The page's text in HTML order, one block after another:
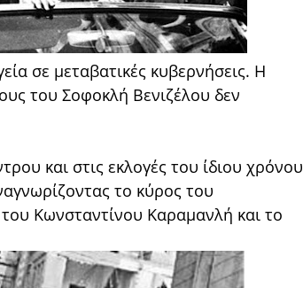
σε μεταβατικές κυβερνήσεις. Η
του Σοφοκλή Βενιζέλου δεν
και στις εκλογές του ίδιου χρόνου
το κύρος του
Κωνσταντίνου Καραμανλή και το